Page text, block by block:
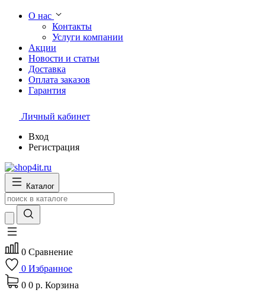
О нас
Контакты
Услуги компании
Акции
Новости и статьи
Доставка
Оплата заказов
Гарантия
Личный кабинет
Вход
Регистрация
Каталог
0 Сравнение
0 Избранное
0 0 р. Корзина